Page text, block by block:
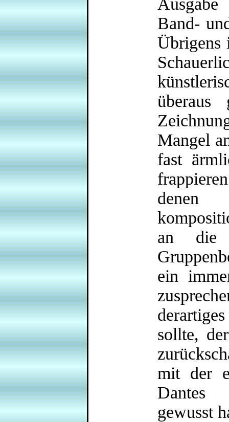
Band-
Übrigens
überaus
Mangel
fast
an die
ein
sollte,
mit der
Dantes
gewusst